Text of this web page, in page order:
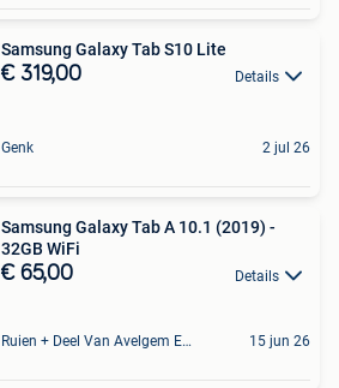
Samsung Galaxy Tab S10 Lite
€ 319,00 Details
Genk 2 jul 26
Samsung Galaxy Tab A 10.1 (2019) -
32GB WiFi
€ 65,00 Details
Ruien + Deel Van Avelgem En Waarmaarde 15 jun 26